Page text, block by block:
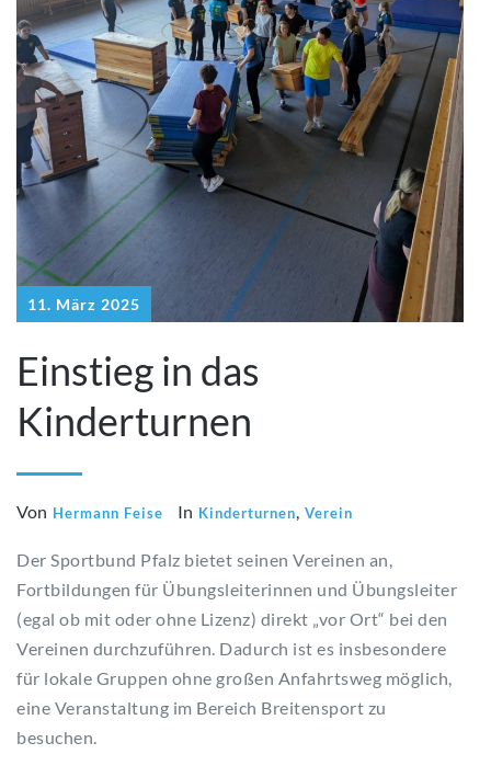
11. März 2025
Einstieg in das
Kinderturnen
Von Hermann Feise In Kinderturnen, Verein
Der Sportbund Pfalz bietet seinen Vereinen an,
Fortbildungen für Übungsleiterinnen und Übungsleiter
(egal ob mit oder ohne Lizenz) direkt „vor Ort“ bei den
Vereinen durchzuführen. Dadurch ist es insbesondere
für lokale Gruppen ohne großen Anfahrtsweg möglich,
eine Veranstaltung im Bereich Breitensport zu
besuchen.